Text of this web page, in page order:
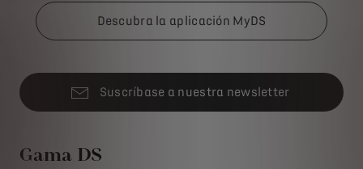
Descubra la aplicación MyDS
Suscríbase a nuestra newsletter
Gama DS